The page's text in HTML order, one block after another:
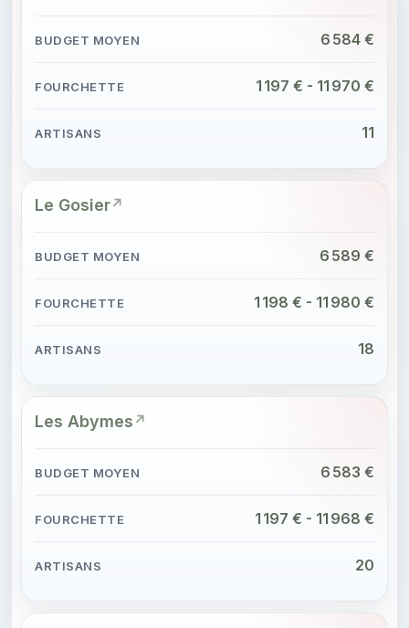
6 584 €
1 197 € - 11 970 €
11
Le Gosier
6 589 €
1 198 € - 11 980 €
18
Les Abymes
6 583 €
1 197 € - 11 968 €
20